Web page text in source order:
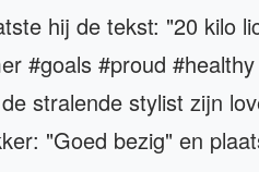
hij de tekst: "20 kilo
#goals #proud
stralende stylist zijn
"Goed bezig" en